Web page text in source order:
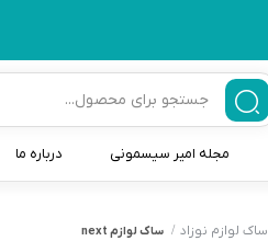
قاب و بندپستانک
مجله امیر سیسمونی درباره ما
ساک لوازم نوزاد ساک لوازم next